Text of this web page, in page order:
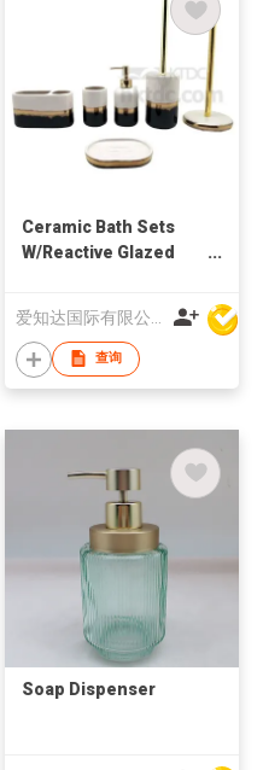
Ceramic Bath Sets
W/Reactive Glazed
查询
Soap Dispenser